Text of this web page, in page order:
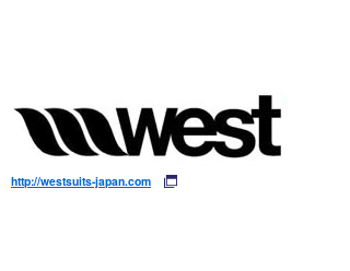
http://westsuits-japan.com